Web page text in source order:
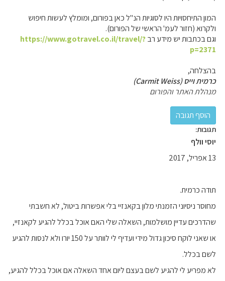
המון התיחסויות היו לסוגיות הנ"ל כאן בפורום, ומומלץ לעשות חיפוש
ולקרוא (חזור לעמ' הראשי של הפורום).
וגם בכתבות יש מידע רבhttps://www.gotravel.co.il/travel/?
p=2371
בהצלחה,
כרמית וייס (Carmit Weiss)
מנהלת האתר והפורום
תגובות:
יוסי וולף
13 אפריל, 2017
תודה כרמית.
מחוסר ניסיוני הזמנתי מלון בקאנזיי בלי אפשרות ביטול, לא חשבתי
שהדרכים עדיין מושלמות, השאלה שלי האם אוכל בכלל להגיע לקאנזיי,
או שאני לוקח סיכון גדול מידי ועדיף לי לוותר על 150 יורו ולא לנסות להגיע
לשם בכלל.
לא מפריע לי להגיע לשם בעצם ליום אחד השאלה אם אוכל בכלל להגיע,